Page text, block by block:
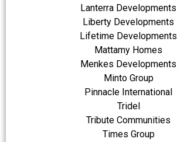
Lanterra Developments
Liberty Developments
Lifetime Developments
Mattamy Homes
Menkes Developments
Minto Group
Pinnacle International
Tridel
Tribute Communities
Times Group